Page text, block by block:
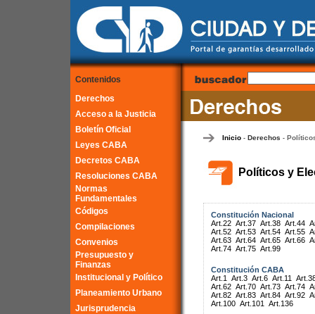
Contenidos
Derechos
Acceso a la Justicia
Boletín Oficial
Leyes CABA
Decretos CABA
Resoluciones CABA
Normas
Fundamentales
Códigos
Compilaciones
Convenios
Presupuesto y
Finanzas
Institucional y Político
Planeamiento Urbano
Jurisprudencia
Inicio- Derechos -
Políticos y
Constitución Nacional
Art.22 Art.37 Art.38 Art.44
Art.52 Art.53 Art.54 Art.55
Art.63 Art.64 Art.65 Art.66
Art.74 Art.75 Art.99
Constitución CABA
Art.1
Art.3 Art.6 Art.11
Art.62 Art.70 Art.73 Art.74
Art.82 Art.83 Art.84 Art.92
Art.100 Art.101 Art.136